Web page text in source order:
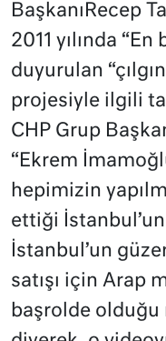
BaşkanıRecep
2011 yılında
duyurulan
projesiyle ilgili
CHP Grup
“Ekrem
hepimizin
ettiği
İstanbul’un
satışı için Arap
başrolde